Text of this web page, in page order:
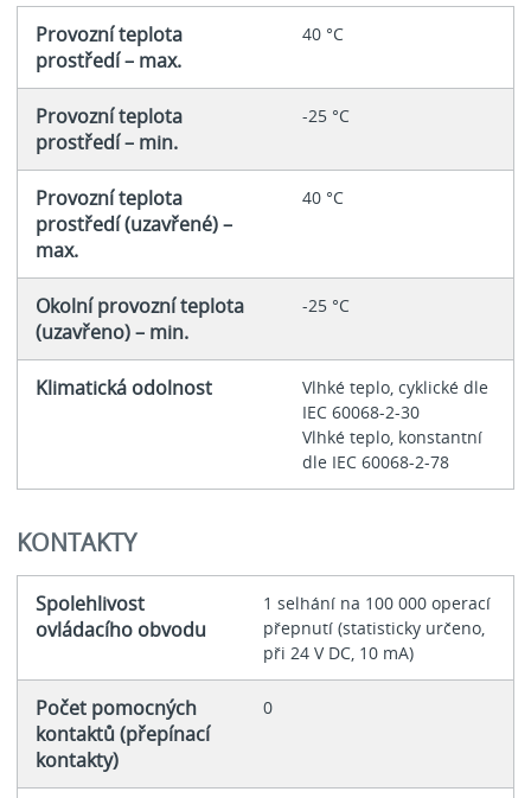
Provozní teplota
prostředí – max.
40 °C
Provozní teplota
prostředí – min.
-25 °C
Provozní teplota
prostředí (uzavřené) –
max.
40 °C
Okolní provozní teplota
(uzavřeno) – min.
-25 °C
Klimatická odolnost
Vlhké teplo, cyklické dle
IEC 60068-2-30
Vlhké teplo, konstantní
dle IEC 60068-2-78
KONTAKTY
Spolehlivost
ovládacího obvodu
1 selhání na 100 000 operací
přepnutí (statisticky určeno,
při 24 V DC, 10 mA)
Počet pomocných
kontaktů (přepínací
kontakty)
0